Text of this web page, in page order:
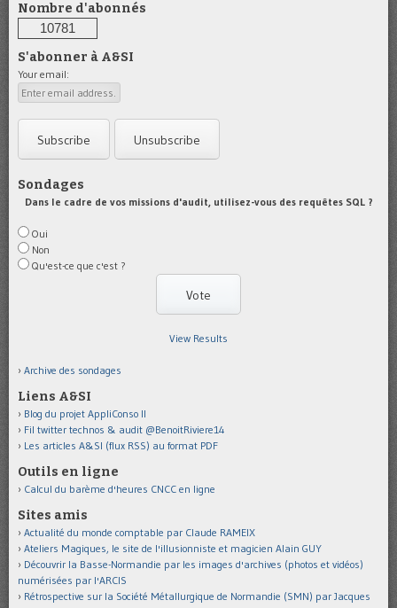
Nombre d'abonnés
10781
S'abonner à A&SI
Your email:
Sondages
Dans le cadre de vos missions d'audit, utilisez-vous des requêtes SQL ?
Oui
Non
Qu'est-ce que c'est ?
View Results
Archive des sondages
Liens A&SI
Blog du projet AppliConso II
Fil twitter technos & audit @BenoitRiviere14
Les articles A&SI (flux RSS) au format PDF
Outils en ligne
Calcul du barème d'heures CNCC en ligne
Sites amis
Actualité du monde comptable par Claude RAMEIX
Ateliers Magiques, le site de l'illusionniste et magicien Alain GUY
Découvrir la Basse-Normandie par les images d'archives (photos et vidéos)
numérisées par l'ARCIS
Rétrospective sur la Société Métallurgique de Normandie (SMN) par Jacques